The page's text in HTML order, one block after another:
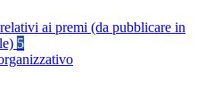
ai premi (da pubblicare in
5